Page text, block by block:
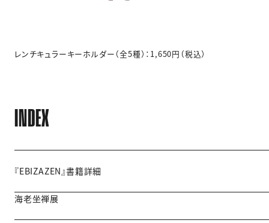
レンチキュラーキーホルダー（全5種）：1,650円（税込）
INDEX
『EBIZAZEN』書籍詳細
海老坐禅展